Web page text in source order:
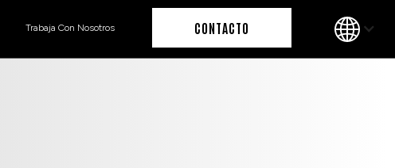
Trabaja Con Nosotros CONTACTO